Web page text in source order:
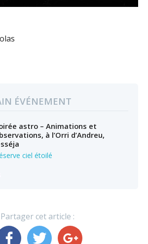
ÉVÉNEMENT
astro – Animations et
à l’Orri d’Andreu,
ciel étoilé
Partager cet article :